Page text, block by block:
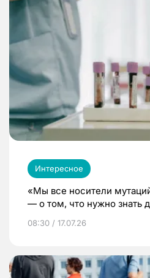
Интересное
«Мы все носители
— о том, что нужно знать
08:30 / 17.07.26